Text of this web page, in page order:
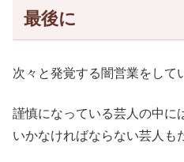
最後に
次々と発覚する闇営業をして
謹慎になっている芸人の中に
いかなければならない芸人も